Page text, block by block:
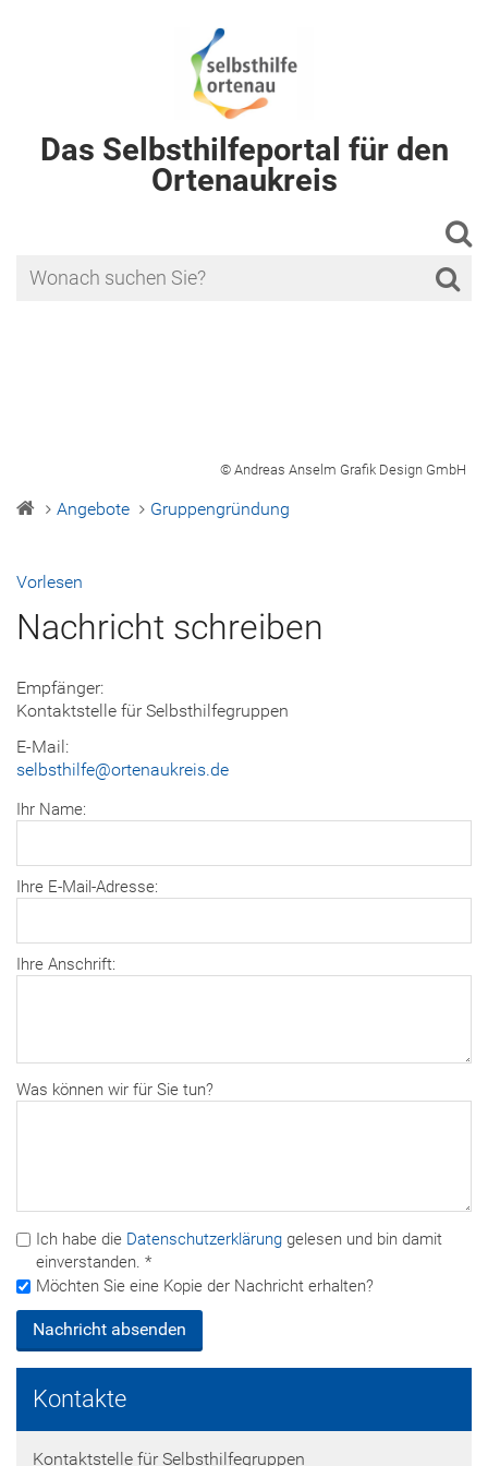
Das Selbsthilfeportal für den
Ortenaukreis
© Andreas Anselm Grafik Design GmbH
Angebote Gruppengründung
Vorlesen
Nachricht schreiben
Empfänger:
Kontaktstelle für Selbsthilfegruppen
E-Mail:
selbsthilfe@ortenaukreis.de
Ihr Name:
Ihre E-Mail-Adresse:
Ihre Anschrift:
Was können wir für Sie tun?
Ich habe die Datenschutzerklärung gelesen und bin damit
einverstanden. *
Möchten Sie eine Kopie der Nachricht erhalten?
Kontakte
Kontaktstelle für Selbsthilfegruppen